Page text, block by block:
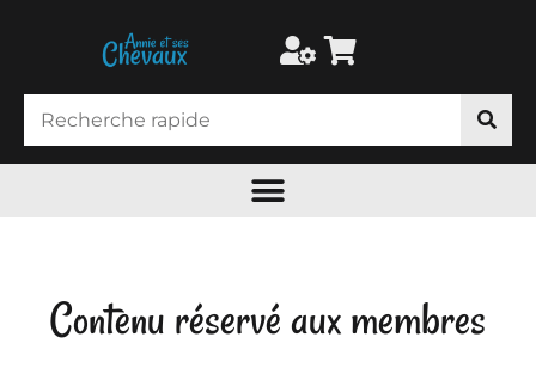
Contenu réservé aux membres